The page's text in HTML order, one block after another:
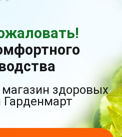
здоровых
Гарденмарт